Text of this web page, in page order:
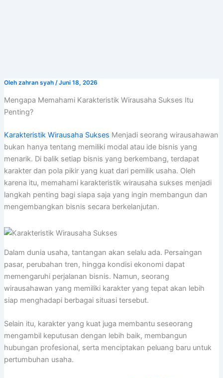
Oleh zahran syah /Juni 18, 2026
Mengapa Memahami Karakteristik Wirausaha Sukses Itu
Penting?
Karakteristik Wirausaha Sukses Menjadi seorang wirausahawan
bukan hanya tentang memiliki modal atau ide bisnis yang
menarik. Di balik setiap bisnis yang berkembang, terdapat
karakter dan pola pikir yang kuat dari pemilik usaha. Oleh
karena itu, memahami karakteristik wirausaha sukses menjadi
langkah penting bagi siapa saja yang ingin membangun dan
mengembangkan bisnis secara berkelanjutan.
Dalam dunia usaha, tantangan akan selalu ada. Persaingan
pasar, perubahan tren, hingga kondisi ekonomi dapat
memengaruhi perjalanan bisnis. Namun, seorang
wirausahawan yang memiliki karakter yang tepat akan lebih
siap menghadapi berbagai situasi tersebut.
Selain itu, karakter yang kuat juga membantu seseorang
mengambil keputusan dengan lebih baik, membangun
hubungan profesional, serta menciptakan peluang baru untuk
pertumbuhan usaha.